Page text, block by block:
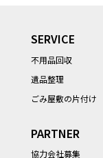
SERVICE
不用品回収
遺品整理
ごみ屋敷の片付け
PARTNER
協力会社募集